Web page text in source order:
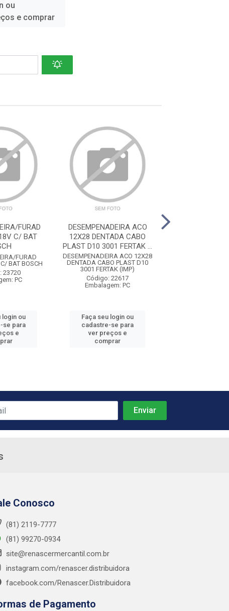
ou
e comprar
FURAD
C/ BAT
FURAD
BAT BOSCH
23720
PC
login ou
se para
e
DESEMPENADEIRA ACO
12X28 DENTADA CABO
PLAST D10 3001 FERTAK ...
DESEMPENADEIRA ACO 12X28
DENTADA CABO PLAST D10
3001 FERTAK (IMP)
Código: 22617
Embalagem: PC
Faça seu login ou
cadastre-se para
ver preços e
comprar
Conosco
(81) 2119-7777
(81) 99270-0934
site@renascermercantil.com.br
instagram.com/renascer.distribuidora
facebook.com/Renascer.Distribuidora
de Pagamento